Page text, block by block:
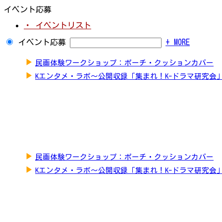
イベント応募
・ イベントリスト
イベント応募 + MORE
▶ 民画体験ワークショップ：ポーチ・クッションカバー
▶ Kエンタメ・ラボ～公開収録「集まれ！K-ドラマ研究会
▶ 民画体験ワークショップ：ポーチ・クッションカバー
▶ Kエンタメ・ラボ～公開収録「集まれ！K-ドラマ研究会